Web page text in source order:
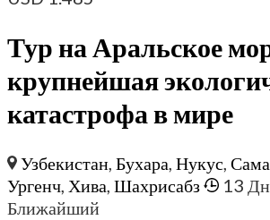
Тур на Аральское
крупнейшая
катастрофа в мире
Узбекистан,Бухара,Нукус,
Ургенч, Хива, Шахрисабз 13
Ближайший